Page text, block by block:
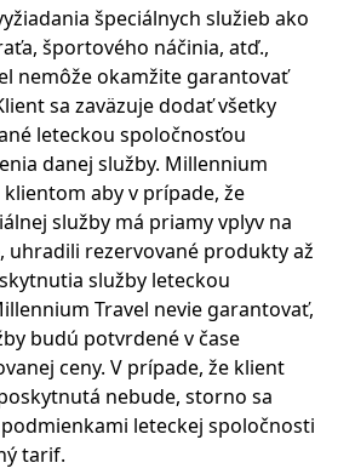
špeciálnych služieb ako
športového náčinia, atď.,
nemôže okamžite garantovať
sa zaväzuje dodať všetky
leteckou spoločnosťou
danej služby. Millennium
aby v prípade, že
služby má priamy vplyv na
uhradili rezervované produkty až
služby leteckou
Travel nevie garantovať,
budú potvrdené v čase
ceny. V prípade, že klient
nebude, storno sa
leteckej spoločnosti
tarif.